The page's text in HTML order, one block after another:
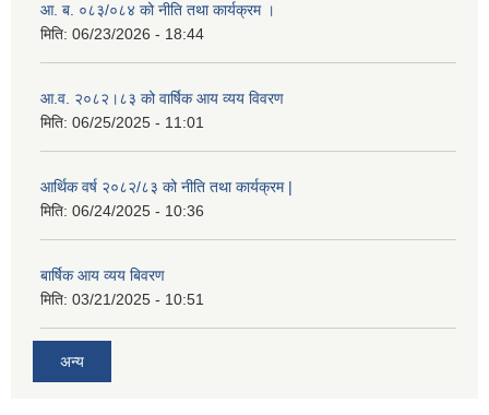
आ. ब. ०८३/०८४ को नीति तथा कार्यक्रम ।
मिति: 06/23/2026 - 18:44
आ.व. २०८२।८३ को वार्षिक आय व्यय विवरण
मिति: 06/25/2025 - 11:01
आर्थिक वर्ष २०८२/८३ को नीति तथा कार्यक्रम |
मिति: 06/24/2025 - 10:36
बार्षिक आय व्यय बिवरण
मिति: 03/21/2025 - 10:51
अन्य